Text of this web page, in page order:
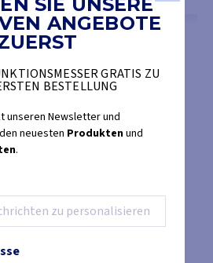
ANGEBOTE
GRATIS ZU
BESTELLUNG
unseren Newsletter und
neuesten Produktenund
.